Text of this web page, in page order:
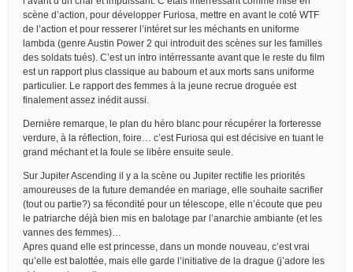
scène d’action, pour développer Furiosa, mettre en avant le coté WTF
de l’action et pour resserer l’intéret sur les méchants en uniforme
lambda (genre Austin Power 2 qui introduit des scènes sur les familles
des soldats tués). C’est un intro intérressante avant que le reste du film
est un rapport plus classique au baboum et aux morts sans uniforme
particulier. Le rapport des femmes à la jeune recrue droguée est
finalement assez inédit aussi.
Dernière remarque, le plan du héro blanc pour récupérer la forteresse
verdure, à la réflection, foire… c’est Furiosa qui est décisive en tuant le
grand méchant et la foule se libère ensuite seule.
Sur Jupiter Ascending il y a la scène ou Jupiter rectifie les priorités
amoureuses de la future demandée en mariage, elle souhaite sacrifier
(tout ou partie?) sa fécondité pour un télescope, elle n’écoute que peu
le patriarche déjà bien mis en balotage par l’anarchie ambiante (et les
vannes des femmes)…
Apres quand elle est princesse, dans un monde nouveau, c’est vrai
qu’elle est balottée, mais elle garde l’initiative de la drague (j’adore les